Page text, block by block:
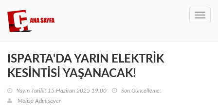
ISPARTA'DA YARIN ELEKTRİK
KESİNTİSİ YAŞANACAK!
Yayın Tarihi: 15 Haziran 2025 19:00
Son Güncelleme:
Melisa Adınısever